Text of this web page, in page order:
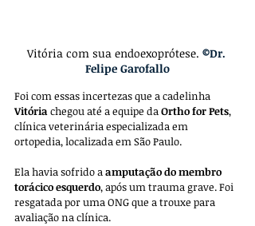
Vitória com sua endoexoprótese. ©Dr.
Felipe Garofallo
Foi com essas incertezas que a cadelinha
Vitória chegou até a equipe da Ortho for Pets,
clínica veterinária especializada em
ortopedia, localizada em São Paulo.
Ela havia sofrido a amputação do membro
torácico esquerdo, após um trauma grave. Foi
resgatada por uma ONG que a trouxe para
avaliação na clínica.